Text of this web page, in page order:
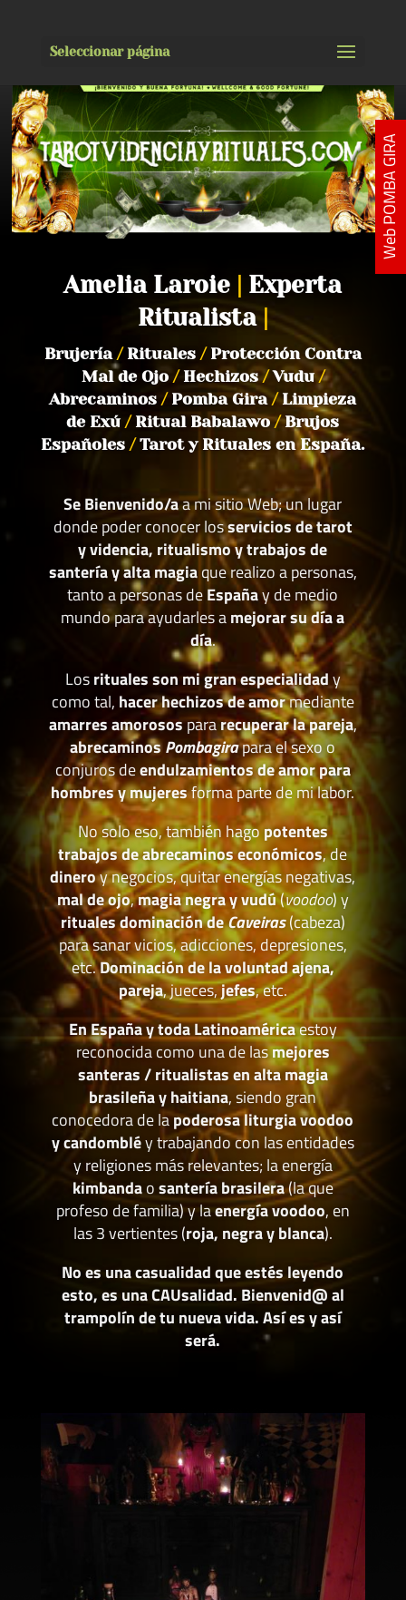
Seleccionar página
Amelia Laroie
Experta
Ritualista
Brujería /Rituales /Protección Contra
Mal de Ojo /Hechizos/Vudu/
Abrecaminos/Pomba Gira/Limpieza
de Exú/Ritual Babalawo/Brujos
Españoles/Tarot y Rituales en España.
Se Bienvenido/aa mi sitio Web; un lugar
donde poder conocer losservicios de tarot
y videncia, ritualismo y trabajos de
santería y alta magiaque realizo a personas,
tanto a personas deEspañay de medio
mundo para ayudarles amejorar su día a
día.
Losrituales son mi gran especialidady
como tal, hacer hechizos de amormediante
amarres amorosospararecuperar la pareja,
abrecaminosPombagirapara el sexo o
conjuros deendulzamientos de amor para
hombres y mujeresforma parte de mi labor.
No solo eso, también hagopotentes
trabajos de abrecaminos económicos, de
dineroy negocios, quitar energías negativas,
mal de ojo,magia negra y vudú(voodoo) y
rituales dominación deCaveiras(cabeza)
para sanar vicios, adicciones, depresiones,
etc.Dominación de la voluntad ajena,
pareja, jueces,jefes, etc.
En España y toda Latinoaméricaestoy
reconocida como una de lasmejores
santeras / ritualistas en alta magia
brasileña y haitiana, siendo gran
conocedora de lapoderosa liturgia voodoo
y candombléy trabajando con las entidades
y religiones más relevantes; la energía
kimbandaosantería brasilera(la que
profeso de familia) y laenergía voodoo, en
las 3 vertientes (roja, negra y blanca).
No es una casualidad que estés leyendo
esto, es una CAUsalidad. Bienvenid@ al
trampolín de tu nueva vida. Así es y así
será.
Web POMBA GIRA